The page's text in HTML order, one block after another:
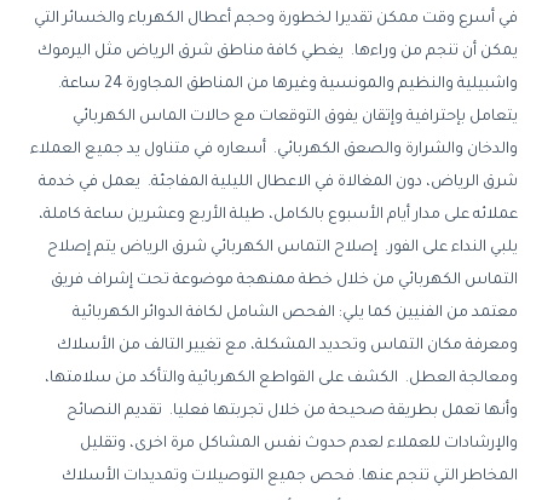
في أسرع وقت ممكن تقديرا لخطورة وحجم أعطال الكهرباء والخسائر التي
يمكن أن تنجم من وراءها. يغطي كافة مناطق شرق الرياض مثل اليرموك
واشبيلية والنظيم والمونسية وغيرها من المناطق المجاورة 24 ساعة.
يتعامل بإحترافية وإتقان يفوق التوقعات مع حالات الماس الكهربائي
والدخان والشرارة والصعق الكهربائي. أسعاره في متناول يد جميع العملاء
شرق الرياض، دون المغالاة في الاعطال الليلية المفاجئة. يعمل في خدمة
عملائه على مدار أيام الأسبوع بالكامل، طيلة الأربع وعشرين ساعة كاملة،
يلبي النداء على الفور. إصلاح التماس الكهربائي شرق الرياض يتم إصلاح
التماس الكهربائي من خلال خطة ممنهجة موضوعة تحت إشراف فريق
معتمد من الفنيين كما يلي: الفحص الشامل لكافة الدوائر الكهربائية
ومعرفة مكان التماس وتحديد المشكلة، مع تغيير التالف من الأسلاك
ومعالجة العطل. الكشف على القواطع الكهربائية والتأكد من سلامتها،
وأنها تعمل بطريقة صحيحة من خلال تجربتها فعليا. تقديم النصائح
والإرشادات للعملاء لعدم حدوث نفس المشاكل مرة اخرى، وتقليل
المخاطر التي تنجم عنها. فحص جميع التوصيلات وتمديدات الأسلاك